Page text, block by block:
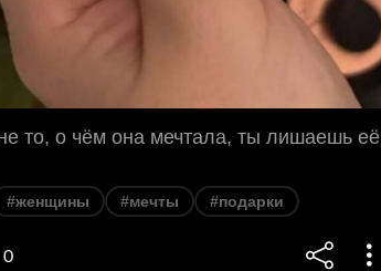
то, о чём она мечтала, ты лишаешь её
#женщины #мечты #подарки
0